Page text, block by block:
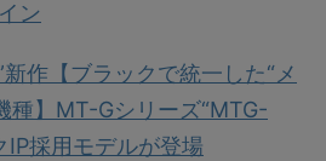
ン
作【ブラックで統一した“メ
種】MT-Gシリーズ“MTG-
採用モデルが登場